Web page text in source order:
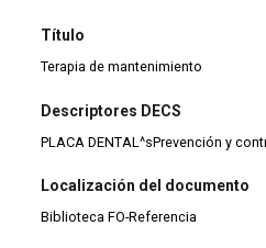
Título
Terapia de mantenimiento
Descriptores DECS
PLACA DENTAL^sPrevención y
Localización del documento
Biblioteca FO-Referencia